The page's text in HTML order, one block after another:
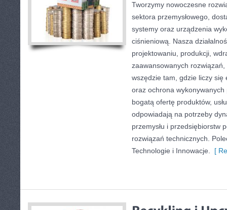
Tworzymy nowoczesne
sektora przemysłowego,
systemy oraz urządzenia
ciśnieniową. Nasza
projektowaniu, produkcji,
zaawansowanych
wszędzie tam, gdzie liczy się
oraz ochrona
bogatą ofertę produktów,
odpowiadają na potrzeby
przemysłu i przedsiębiorstw
rozwiązań technicznych.
Technologie i Innowacje.
[